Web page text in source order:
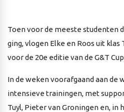
Toen voor de meeste studenten
ging, vlogen Elke en Roos uit klas
voor de 20e editie van de G&T
In de weken voorafgaand aan de
intensieve trainingen, met
Tuyl, Pieter van Groningen en, in